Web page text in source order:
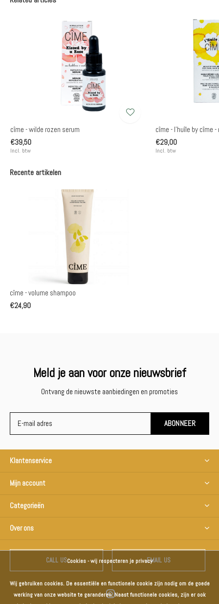
cîme - wilde rozen serum
€39,50
Incl. btw
cîme - l'huîle by cîme
€29,00
Incl. btw
Recente artikelen
cîme - volume shampoo
€24,90
Meld je aan voor onze nieuwsbrief
Ontvang de nieuwste aanbiedingen en promoties
ABONNEER
Klantenservice
Mijn account
Categorieën
Over ons
CALL US EMAIL US
Cookies - wij respecteren je privacy
Wij gebruiken cookies. De essentiële en functionele cookie zijn nodig om de goede
werking van onze website te garanderen. Naast functionele cookies, zijn er ook